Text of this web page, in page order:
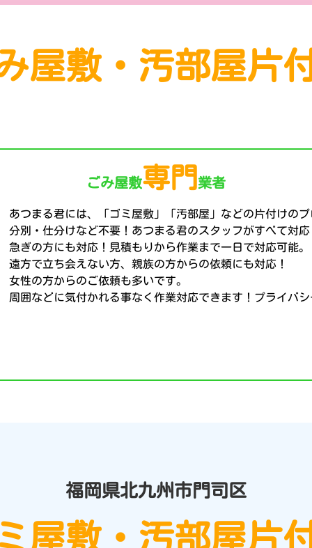
屋敷・汚部屋片
ごみ屋敷専門 業者
あつまる君には、「ゴミ屋敷」「汚部屋」などの片付けの
分別・仕分けなど不要！あつまる君のスタッフがすべて対
急ぎの方にも対応！見積もりから作業まで一日で対応可能。
遠方で立ち会えない方、親族の方からの依頼にも対応！
女性の方からのご依頼も多いです。
周囲などに気付かれる事なく作業対応できます！プライバ
福岡県北九州市門司区
屋敷・汚部屋片